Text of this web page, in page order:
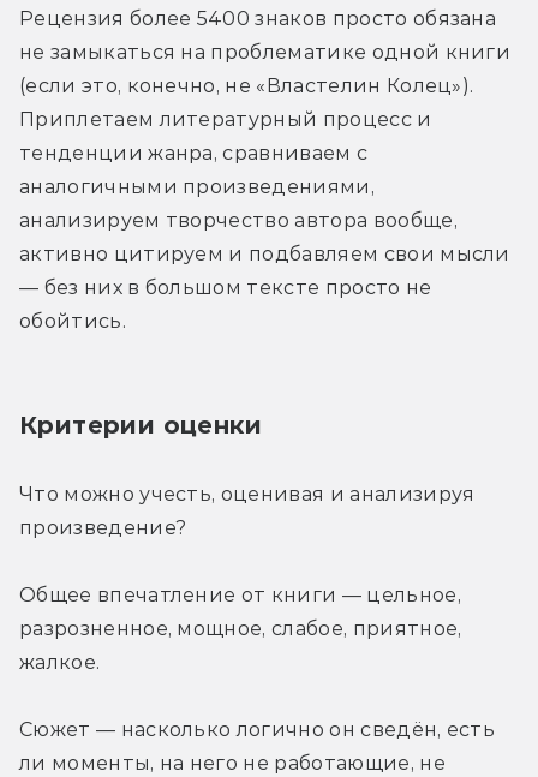
Рецензия более 5400 знаков просто обязана
не замыкаться на проблематике одной книги
(если это, конечно, не «Властелин Колец»).
Приплетаем литературный процесс и
тенденции жанра, сравниваем с
аналогичными произведениями,
анализируем творчество автора вообще,
активно цитируем и подбавляем свои мысли
— без них в большом тексте просто не
обойтись.
Критерии оценки
Что можно учесть, оценивая и анализируя
произведение?
Общее впечатление от книги — цельное,
разрозненное, мощное, слабое, приятное,
жалкое.
Сюжет — насколько логично он сведён, есть
ли моменты, на него не работающие, не